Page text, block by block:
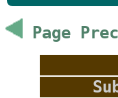
Page